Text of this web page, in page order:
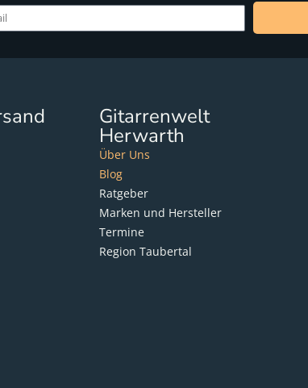
Gitarrenwelt
Herwarth
Über Uns
Blog
Ratgeber
Marken und Hersteller
Termine
Region Taubertal